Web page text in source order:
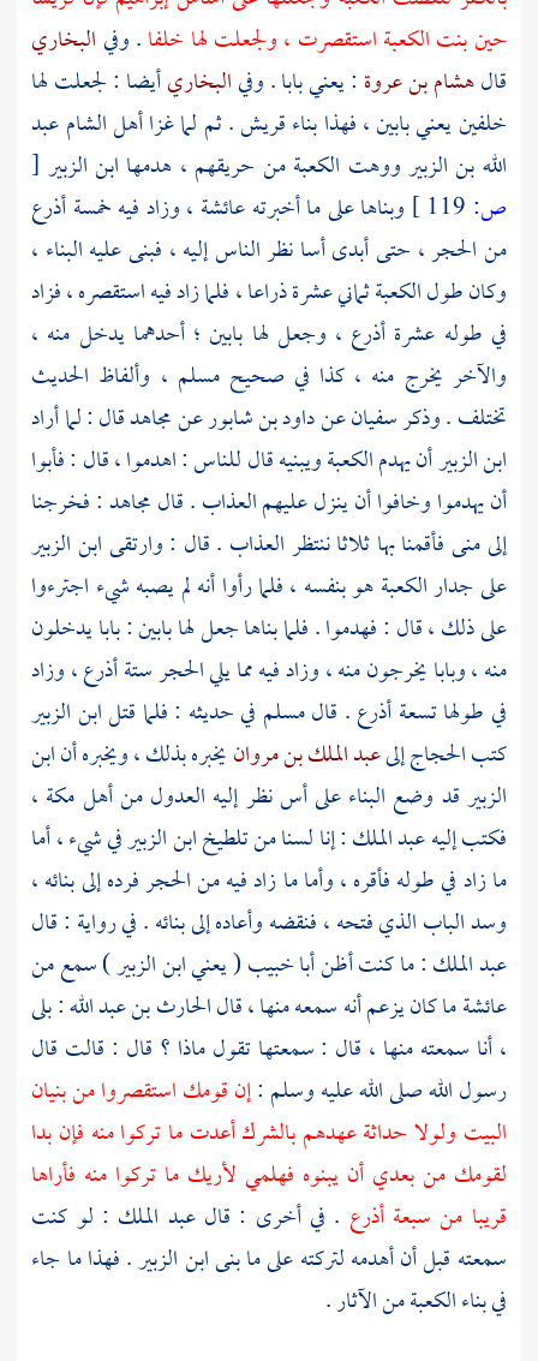
حين بنتالكعبةاستقصرت ، ولجعلت لها خلفا. وفيالبخاري
قالهشام بن عروة : يعني بابا . وفيالبخاريأيضا : لجعلت لها
خلفين يعني بابين ، فهذا بناءقريش. ثم لما غزاأهل الشامعبد
الله بن الزبيرووهت الكعبةمن حريقهم ، هدمها ابن الزبير [
ص:
وبناها على ما أخبرتهعائشة ، وزاد فيه خمسة أذرع
من الحجر ، حتى أبدى أسا نظر الناس إليه ، فبنى عليه البناء ،
وكان طولالكعبةثماني عشرة ذراعا ، فلما زاد فيه استقصره ، فزاد
في طوله عشرة أذرع ، وجعل لها بابين ؛ أحدهما يدخل منه ،
والآخر يخرج منه ، كذا في صحيحمسلم ، وألفاظ الحديث
تختلف . وذكرسفيانعنداود بن شابورعنمجاهدقال : لما أراد
ابن الزبيرأن يهدمالكعبةويبنيه قال للناس : اهدموا ، قال : فأبوا
أن يهدموا وخافوا أن ينزل عليهم العذاب . قالمجاهد: فخرجنا
إلى منى فأقمنا بها ثلاثا ننتظر العذاب . قال : وارتقىابن الزبير
على جدارالكعبةهو بنفسه ، فلما رأوا أنه لم يصبه شيء اجترءوا
على ذلك ، قال : فهدموا . فلما بناها جعل لها بابين : بابا يدخلون
منه ، وبابا يخرجون منه ، وزاد فيه مما يلي الحجر ستة أذرع ، وزاد
في طولها تسعة أذرع . قالمسلم في حديثه : فلما قتلابن الزبير
كتبالحجاجإلىعبد الملك بن مروانيخبره بذلك ، ويخبره أنابن
الزبيرقد وضع البناء على أس نظر إليه العدول منأهل مكة ،
فكتب إليهعبد الملك: إنا لسنا من تلطيخابن الزبيرفي شيء ، أما
ما زاد في طوله فأقره ، وأما ما زاد فيه من الحجر فرده إلى بنائه ،
وسد الباب الذي فتحه ، فنقضه وأعاده إلى بنائه . في رواية : قال
عبد الملك: ما كنت أظنأبا خبيب( يعنيابن الزبير) سمع من
عائشةما كان يزعم أنه سمعه منها ، قالالحارث بن عبد الله: بلى
، أنا سمعته منها ، قال : سمعتها تقول ماذا ؟ قال : قالت قال
رسول الله صلى الله عليه وسلم :إن قومك استقصروا من بنيان
البيت ولولا حداثة عهدهم بالشرك أعدت ما تركوا منه فإن بدا
لقومك من بعدي أن يبنوه فهلمي لأريك ما تركوا منه فأراها
قريبا من سبعة أذرع . في أخرى : قالعبد الملك : لو كنت
سمعته قبل أن أهدمه لتركته على ما بنىابن الزبير. فهذا ما جاء
في بناءالكعبةمن الآثار .